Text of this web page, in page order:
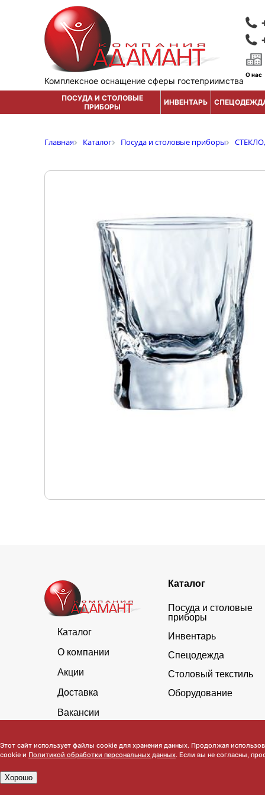
Комплексное оснащение сферы гостеприимства
О нас
ПОСУДА И СТОЛОВЫЕ
ПРИБОРЫ
ИНВЕНТАРЬ
Главная Каталог Посуда и столовые приборы
Каталог
О компании
Акции
Доставка
Вакансии
Каталог
Посуда и столовые
приборы
Инвентарь
Спецодежда
Столовый текстиль
Оборудование
Обратите внимание, что данный сайт носит исключительно
Этот сайт использует файлы cookie для хранения данных. Продолжая
cookie и Политикой обработки персональных данных. Если вы не согласны,
Хорошо